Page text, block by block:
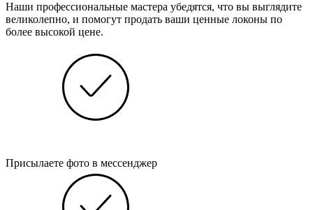
Наши профессиональные мастера убедятся, что вы выглядите
великолепно, и помогут продать ваши ценные локоны по
более высокой цене.
Присылаете фото в мессенджер